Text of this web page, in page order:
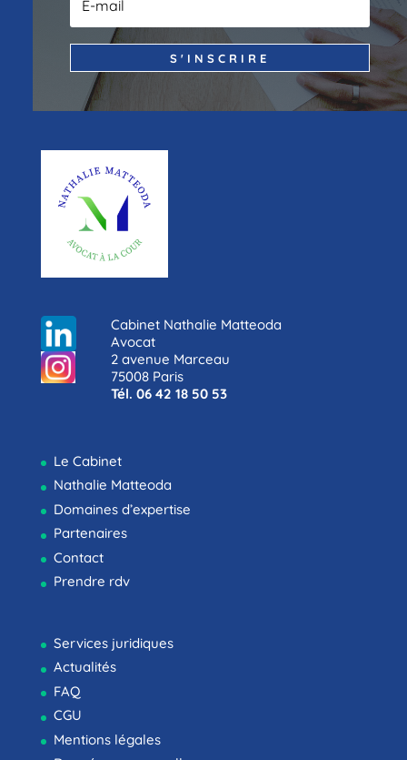
S'INSCRIRE
Cabinet Nathalie Matteoda
Avocat
2 avenue Marceau
75008 Paris
Tél. 06 42 18 50 53
Le Cabinet
Nathalie Matteoda
Domaines d’expertise
Partenaires
Contact
Prendre rdv
Services juridiques
Actualités
FAQ
CGU
Mentions légales